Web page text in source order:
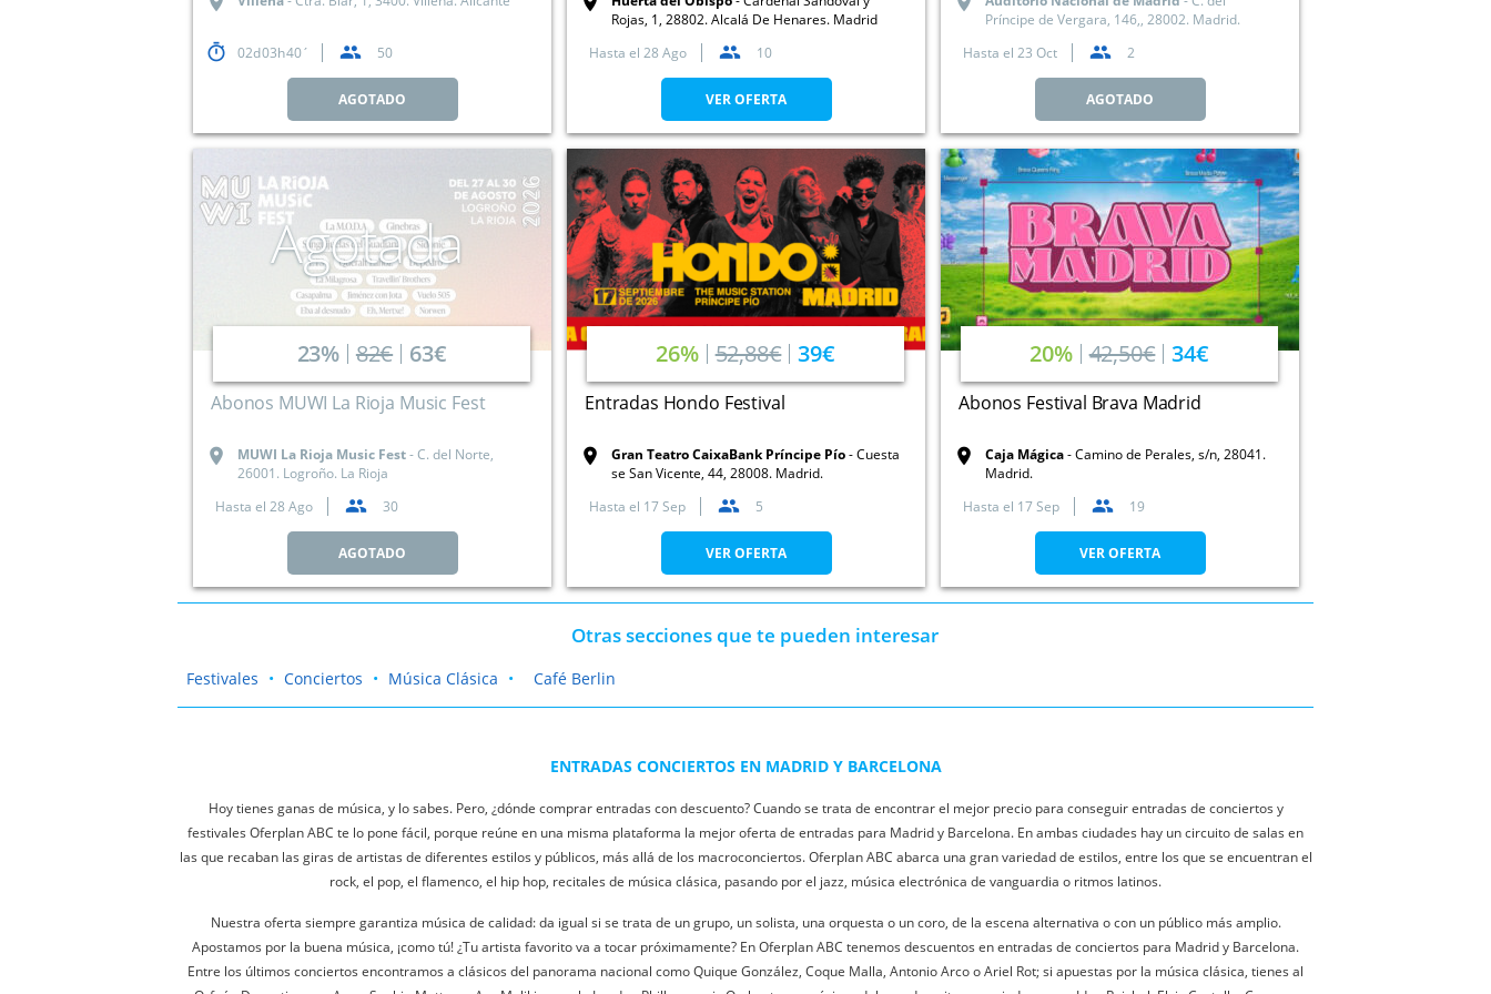
02 03 40 50
AGOTADO
Rojas, 1, 28802. Alcalá De Henares. Madrid
Hasta el 28 Ago 10
VER OFERTA
Príncipe de Vergara, 146,, 28002. Madrid.
Hasta el 23 Oct 2
AGOTADO
Agotada
23% 82€ 63€
Abonos MUWI La Rioja Music Fest
MUWI La Rioja Music Fest C. del Norte,
26001. Logroño. La Rioja
Hasta el 28 Ago 30
AGOTADO
26% 52,88€ 39€
Entradas Hondo Festival
Gran Teatro CaixaBank Príncipe Pío Cuesta
se San Vicente, 44, 28008. Madrid.
Hasta el 17 Sep 5
VER OFERTA
20% 42,50€ 34€
Abonos Festival Brava Madrid
Caja Mágica Camino de Perales, s/n, 28041.
Madrid.
Hasta el 17 Sep 19
VER OFERTA
Otras secciones que te pueden interesar
Festivales Conciertos Música Clásica Café Berlin
ENTRADAS CONCIERTOS EN MADRID Y BARCELONA
Hoy tienes ganas de música, y lo sabes. Pero, ¿dónde comprar entradas con descuento? Cuando se trata de encontrar el mejor precio para conseguir entradas de conciertos y
festivales Oferplan ABC te lo pone fácil, porque reúne en una misma plataforma la mejor oferta de entradas para Madrid y Barcelona. En ambas ciudades hay un circuito de salas en
las que recaban las giras de artistas de diferentes estilos y públicos, más allá de los macroconciertos. Oferplan ABC abarca una gran variedad de estilos, entre los que se encuentran el
rock, el pop, el flamenco, el hip hop, recitales de música clásica, pasando por el jazz, música electrónica de vanguardia o ritmos latinos.
Nuestra oferta siempre garantiza música de calidad: da igual si se trata de un grupo, un solista, una orquesta o un coro, de la escena alternativa o con un público más amplio.
Apostamos por la buena música, ¡como tú! ¿Tu artista favorito va a tocar próximamente? En Oferplan ABC tenemos descuentos en entradas de conciertos para Madrid y Barcelona.
Entre los últimos conciertos encontramos a clásicos del panorama nacional como Quique González, Coque Malla, Antonio Arco o Ariel Rot; si apuestas por la música clásica, tienes al